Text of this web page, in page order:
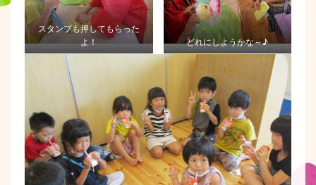
スタンプも押してもらった
よ！
どれにしようかな～♪